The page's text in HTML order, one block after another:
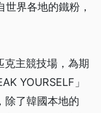
界各地的鐵粉，
克主競技場，為期
YOURSELF」
除了韓國本地的